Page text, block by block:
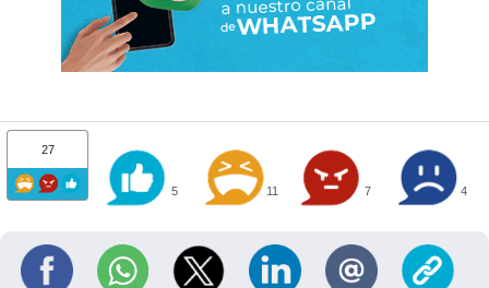
27
5 11 7 4